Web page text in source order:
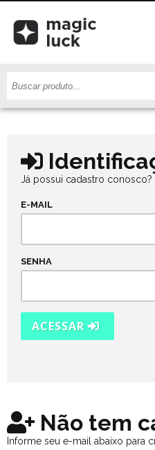
Já possui cadastro conosco?
E-MAIL
SENHA
ACESSAR
Não tem
Informe seu e-mail abaixo para